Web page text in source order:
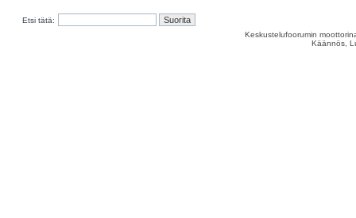
Etsi tätä:
Keskustelufoorumin
Käännös,